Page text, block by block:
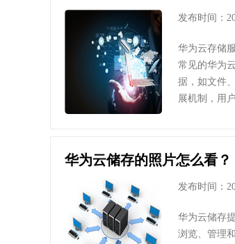
发布时间：
华为云存储
常见的华为
据，如文件
展机制，用
华为云储存的照片怎么看？
发布时间：
华为云储存
浏览、管理